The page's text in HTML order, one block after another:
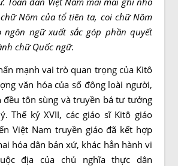
Nôm của tổ tiên ta, coi chữ Nôm
ngôn ngữ xuất sắc góp phần quyết
chữ Quốc ngữ.
mạnh vai trò quan trọng của Kitô
văn hóa của số đông loài người,
đều tôn sùng và truyền bá tư tưởng
Thế kỷ XVII, các giáo sĩ Kitô giáo
Việt Nam truyền giáo đã kết hợp
hóa dân bản xứ, khác hẳn hành vi
địa của chủ nghĩa thực dân